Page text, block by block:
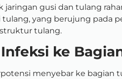
jaringan gusi dan tulang
tulang, yang berujung pada
tulang.
ke
menyebar ke bagian